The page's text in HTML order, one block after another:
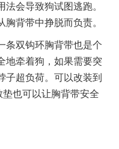
会导致狗试图逃跑。
背带中挣脱而负责。
条双钩环胸背带也是个
地牵着狗，如果需要突
子超负荷。可以改装到
也可以让胸背带安全